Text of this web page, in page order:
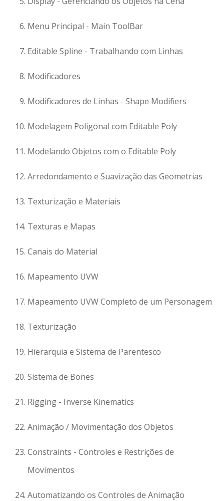
Menu Principal - Main ToolBar
Editable Spline - Trabalhando com Linhas
Modificadores
Modificadores de Linhas - Shape Modifiers
Modelagem Poligonal com Editable Poly
Modelando Objetos com o Editable Poly
Arredondamento e Suavização das Geometrias
Texturização e Materiais
Texturas e Mapas
Canais do Material
Mapeamento UVW
Mapeamento UVW Completo de um Personagem
Texturização
Hierarquia e Sistema de Parentesco
Sistema de Bones
Rigging - Inverse Kinematics
Animação / Movimentação dos Objetos
Constraints - Controles e Restrições de
Movimentos
Automatizando os Controles de Animação